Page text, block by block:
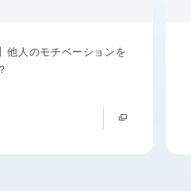
他人のモチベーションを